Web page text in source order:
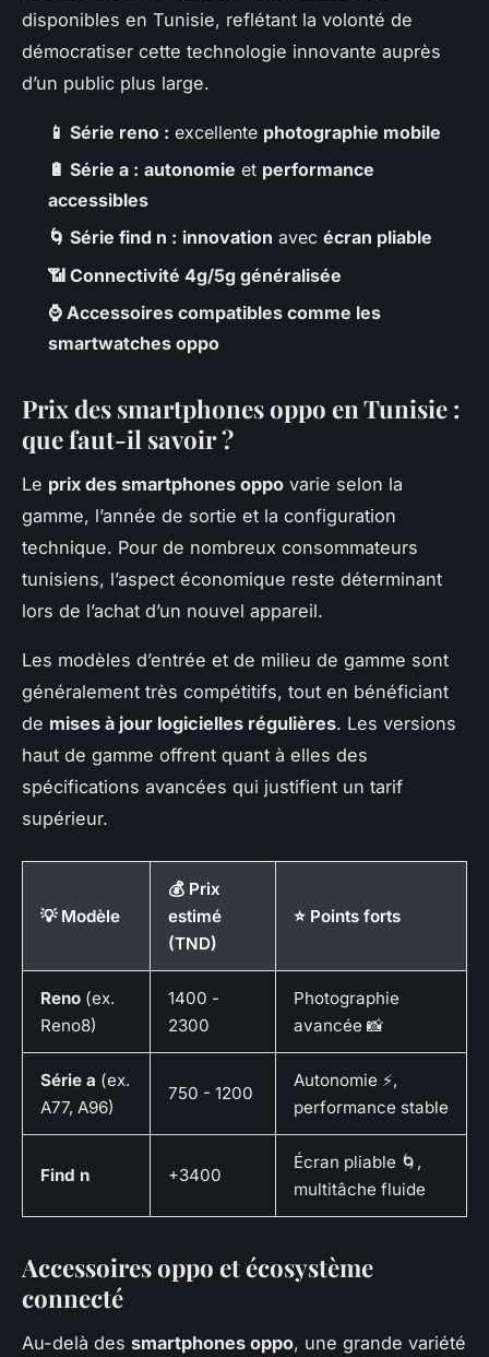
disponibles en Tunisie, reflétant la volonté de
démocratiser cette technologie innovante auprès
d’un public plus large.
📱 Série reno : excellente photographie mobile
🔋 Série a : autonomie et performance
accessibles
🌀 Série find n : innovation avec écran pliable
📶 Connectivité 4g/5g généralisée
⌚ Accessoires compatibles comme les
smartwatches oppo
Prix des smartphones oppo en Tunisie :
que faut-il savoir ?
Le prix des smartphones oppo varie selon la
gamme, l’année de sortie et la configuration
technique. Pour de nombreux consommateurs
tunisiens, l’aspect économique reste déterminant
lors de l’achat d’un nouvel appareil.
Les modèles d’entrée et de milieu de gamme sont
généralement très compétitifs, tout en bénéficiant
de mises à jour logicielles régulières. Les versions
haut de gamme offrent quant à elles des
spécifications avancées qui justifient un tarif
supérieur.
💡 Modèle
💰 Prix
estimé
(TND)
⭐ Points forts
Reno (ex.
Reno8)
1400 -
2300
Photographie
avancée 📸
Série a (ex.
A77, A96)
750 - 1200
Autonomie ⚡,
performance stable
Find n +3400
Écran pliable 🌀,
multitâche fluide
Accessoires oppo et écosystème
connecté
Au-delà des smartphones oppo, une grande variété